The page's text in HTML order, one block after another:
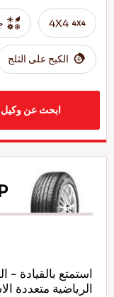
4X4
الكبح على الثلج
ابحث عن وكيل
استمتع بالقيادة -
الرياضية متعددة